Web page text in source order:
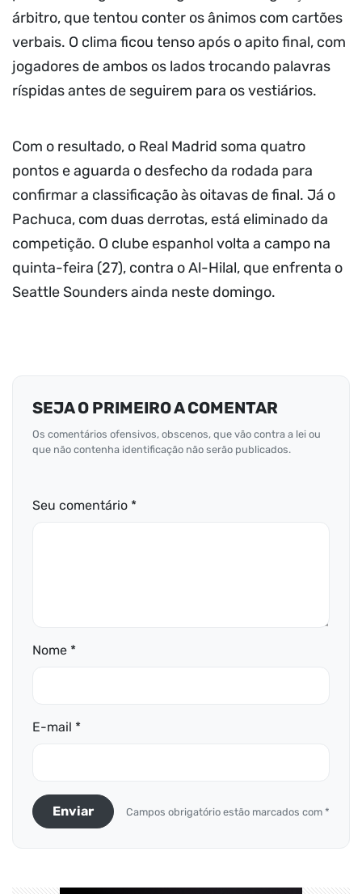
árbitro, que tentou conter os ânimos com cartões
verbais. O clima ficou tenso após o apito final, com
jogadores de ambos os lados trocando palavras
ríspidas antes de seguirem para os vestiários.
Com o resultado, o Real Madrid soma quatro
pontos e aguarda o desfecho da rodada para
confirmar a classificação às oitavas de final. Já o
Pachuca, com duas derrotas, está eliminado da
competição. O clube espanhol volta a campo na
quinta-feira (27), contra o Al-Hilal, que enfrenta o
Seattle Sounders ainda neste domingo.
SEJA O PRIMEIRO A COMENTAR
Os comentários ofensivos, obscenos, que vão contra a lei ou
que não contenha identificação não serão publicados.
Seu comentário *
Nome *
E-mail *
Enviar Campos obrigatório estão marcados com *